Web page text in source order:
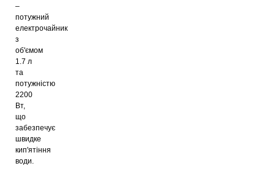
–
потужний
електрочайник
з
об'ємом
1.7 л
та
потужністю
2200
Вт,
що
забезпечує
швидке
кип'ятіння
води.